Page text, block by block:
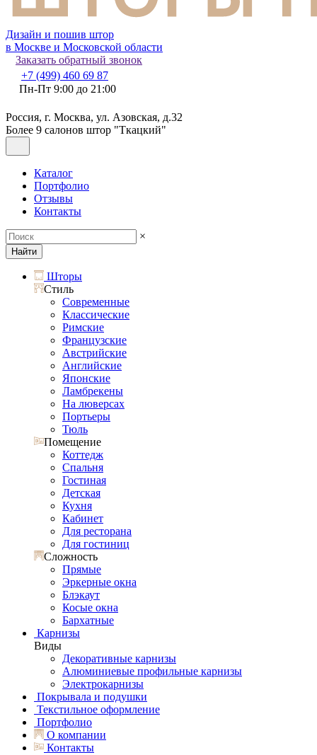
Дизайн и пошив штор
в Москве и Московской области
Заказать обратный звонок
+7 (499) 460 69 87
Пн-Пт 9:00 до 21:00
Россия, г. Москва, ул. Азовская, д.32
Более 9 салонов штор "Ткацкий"
Каталог
Портфолио
Отзывы
Контакты
×
Найти
Шторы
Стиль
Современные
Классические
Римские
Французские
Австрийские
Английские
Японские
Ламбрекены
На люверсах
Портьеры
Тюль
Помещение
Коттедж
Спальня
Гостиная
Детская
Кухня
Кабинет
Для ресторана
Для гостиниц
Сложность
Прямые
Эркерные окна
Блэкаут
Косые окна
Бархатные
Карнизы
Виды
Декоративные карнизы
Алюминиевые профильные карнизы
Электрокарнизы
Покрывала и подушки
Текстильное оформление
Портфолио
О компании
Контакты